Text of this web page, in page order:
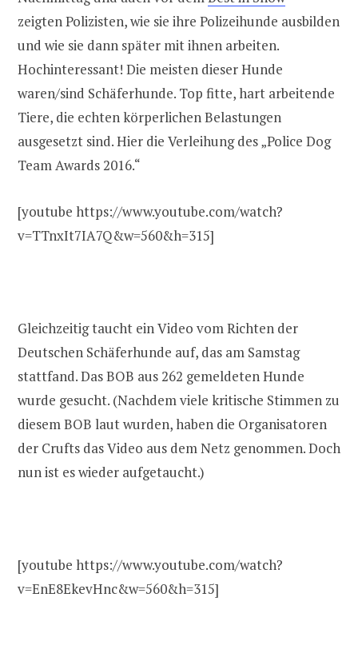
zeigten Polizisten, wie sie ihre Polizeihunde ausbilden
und wie sie dann später mit ihnen arbeiten.
Hochinteressant! Die meisten dieser Hunde
waren/sind Schäferhunde. Top fitte, hart arbeitende
Tiere, die echten körperlichen Belastungen
ausgesetzt sind. Hier die Verleihung des „Police Dog
Team Awards 2016.“
[youtube https://www.youtube.com/watch?
v=TTnxIt7IA7Q&w=560&h=315]
Gleichzeitig taucht ein Video vom Richten der
Deutschen Schäferhunde auf, das am Samstag
stattfand. Das BOB aus 262 gemeldeten Hunde
wurde gesucht. (Nachdem viele kritische Stimmen zu
diesem BOB laut wurden, haben die Organisatoren
der Crufts das Video aus dem Netz genommen. Doch
nun ist es wieder aufgetaucht.)
[youtube https://www.youtube.com/watch?
v=EnE8EkevHnc&w=560&h=315]